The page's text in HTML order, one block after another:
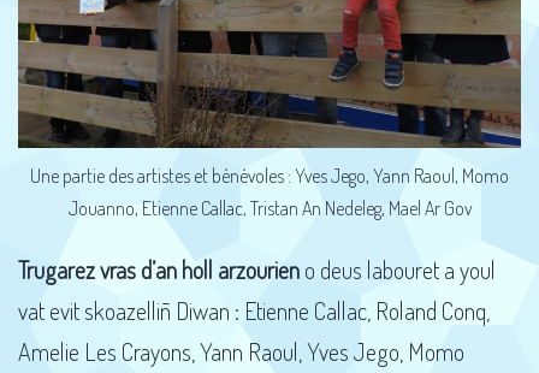
Une partie des artistes et bénévoles : Yves Jego, Yann Raoul, Momo
Jouanno, Etienne Callac, Tristan An Nedeleg, Mael Ar Gov
Trugarez vras d’an holl arzourieno deus labouret a youl
vat evit skoazelliñ Diwan : Etienne Callac, Roland Conq,
Amelie Les Crayons, Yann Raoul, Yves Jego, Momo